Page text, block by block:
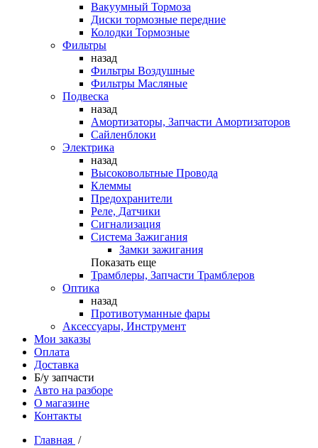
Вакуумный Тормоза
Диски тормозные передние
Колодки Тормозные
Фильтры
назад
Фильтры Воздушные
Фильтры Масляные
Подвеска
назад
Амортизаторы, Запчасти Амортизаторов
Сайленблоки
Электрика
назад
Высоковольтные Провода
Клеммы
Предохранители
Реле, Датчики
Сигнализация
Система Зажигания
Замки зажигания
Показать еще
Трамблеры, Запчасти Трамблеров
Оптика
назад
Противотуманные фары
Аксессуары, Инструмент
Мои заказы
Оплата
Доставка
Б/у запчасти
Авто на разборе
О магазине
Контакты
Главная /